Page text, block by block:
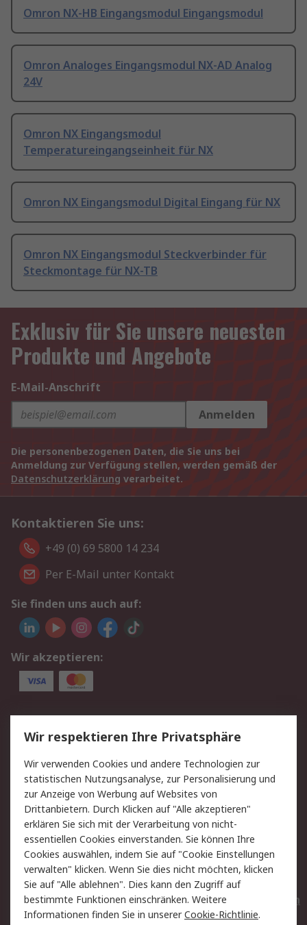
Omron NX-HB Eingangsmodul Eingangsmodul
Omron Analoges Eingangsmodul NX-AD Analog
24V
Omron NX Eingangsmodul
Temperatureingangseinheit für NX
Omron NX Eingangsmodul Digital Eingang für NX
Omron NX Eingangsmodul Steckverbinder für
Steckmontage für NX-TB
Exklusiv für Sie unsere neuesten
Produkte und Angebote
E-Mail-Anschrift
Anmelden
Die personenbezogenen Daten, die Sie uns bei
Anmeldung zur Verfügung stellen, werden gemäß der
Datenschutzerklärung verarbeitet.
Kontaktieren Sie uns:
+49 (0) 69 5800 14 234
Per E-Mail unter Kontakt
Sie finden uns auch auf:
Wir akzeptieren:
Service
Value Added Services
Lieferlösungen
Rücksendungen
Kontakt
Hilfe
Privatkunden
Rechtliches
AGB
Datenschutz
Cookie-Richtlinie
Zahlungsbedingungen
Copyright/Impressum
Entsorgung
Elektrogeräte/Batterien
Wir respektieren Ihre Privatsphäre
Wir verwenden Cookies und andere Technologien zur
statistischen Nutzungsanalyse, zur Personalisierung und
zur Anzeige von Werbung auf Websites von
Drittanbietern. Durch Klicken auf "Alle akzeptieren"
erklären Sie sich mit der Verarbeitung von nicht-
essentiellen Cookies einverstanden. Sie können Ihre
Cookies auswählen, indem Sie auf "Cookie Einstellungen
verwalten" klicken. Wenn Sie dies nicht möchten, klicken
Sie auf "Alle ablehnen". Dies kann den Zugriff auf
bestimmte Funktionen einschränken. Weitere
Informationen finden Sie in unsererCookie-Richtlinie.